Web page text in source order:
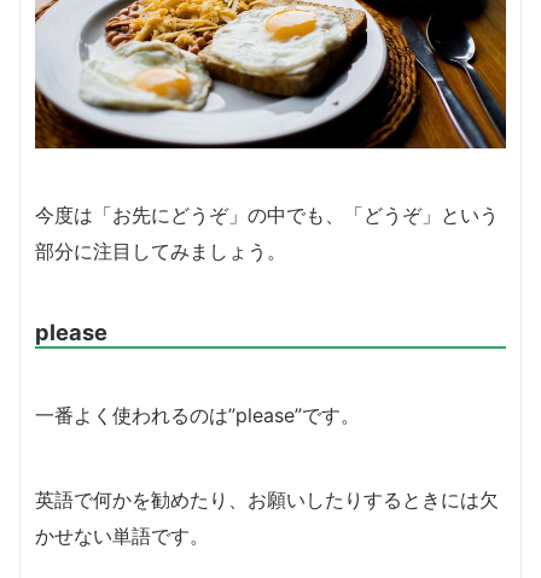
今度は「お先にどうぞ」の中でも、「どうぞ」という
部分に注目してみましょう。
please
一番よく使われるのは”please”です。
英語で何かを勧めたり、お願いしたりするときには欠
かせない単語です。